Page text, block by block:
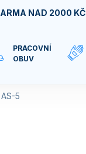
NAD 2000 KČ
PRACOVNÍ
OBUV
5